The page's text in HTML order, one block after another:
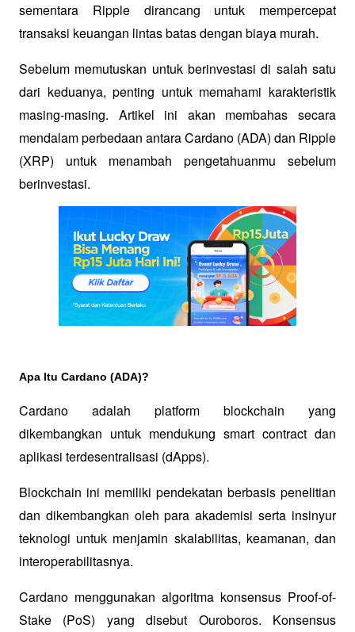
sementara Ripple dirancang untuk mempercepat
transaksi keuangan lintas batas dengan biaya murah.
Sebelum memutuskan untuk berinvestasi di salah satu
dari keduanya, penting untuk memahami karakteristik
masing-masing. Artikel ini akan membahas secara
mendalam perbedaan antara Cardano (ADA) dan Ripple
(XRP) untuk menambah pengetahuanmu sebelum
berinvestasi.
Apa Itu Cardano (ADA)?
Cardano adalah platform blockchain yang
dikembangkan untuk mendukung smart contract dan
aplikasi terdesentralisasi (dApps).
Blockchain ini memiliki pendekatan berbasis penelitian
dan dikembangkan oleh para akademisi serta insinyur
teknologi untuk menjamin skalabilitas, keamanan, dan
interoperabilitasnya.
Cardano menggunakan algoritma konsensus Proof-of-
Stake (PoS) yang disebut Ouroboros. Konsensus